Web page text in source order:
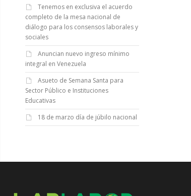
Tenemos en exclusiva el acuerdo
completo de la mesa nacional de
diálogo para los consensos laborales y
sociales
Anuncian nuevo ingreso mínimo
integral en Venezuela
Asueto de Semana Santa para
Sector Público e Instituciones
Educativas
18 de marzo día de júbilo nacional